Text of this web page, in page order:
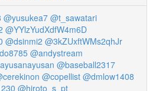
@yusukea7 @t_sawatari
@YYlzYudXdfW4m6D
@dsinmi2 @3kZUxftWMs2qhJr
@andystream
@baseball2317
@copellist @dmlow1408
@hiroto_s_pt